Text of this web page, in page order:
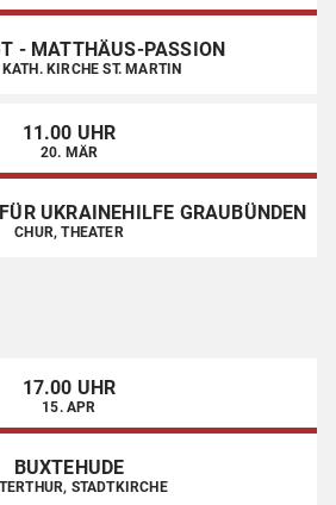
- MATTHÄUS-PASSION
KIRCHE ST. MARTIN
11.00 UHR
20. MÄR
UKRAINEHILFE GRAUBÜNDEN
CHUR, THEATER
17.00 UHR
15. APR
BUXTEHUDE
STADTKIRCHE